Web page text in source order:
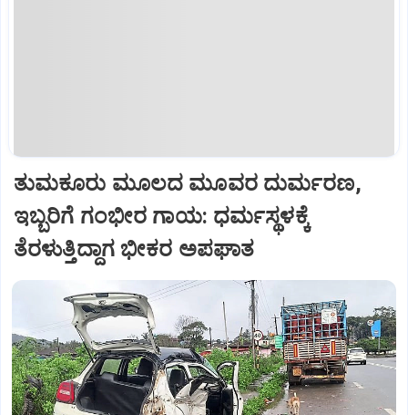
ತುಮಕೂರು ಮೂಲದ ಮೂವರ ದುರ್ಮರಣ,
ಇಬ್ಬರಿಗೆ ಗಂಭೀರ ಗಾಯ: ಧರ್ಮಸ್ಥಳಕ್ಕೆ
ತೆರಳುತ್ತಿದ್ದಾಗ ಭೀಕರ ಅಪಘಾತ